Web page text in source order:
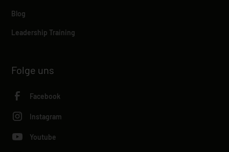
Blog
Leadership Training
Folge uns
Facebook
Instagram
Youtube